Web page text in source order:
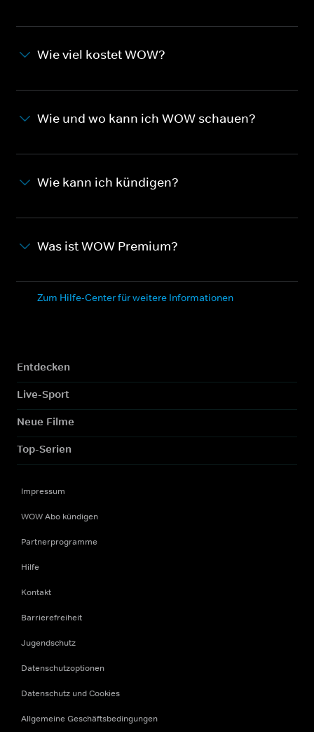
Wie viel kostet WOW?
Wie und wo kann ich WOW schauen?
Wie kann ich kündigen?
Was ist WOW Premium?
Zum Hilfe-Center für weitere Informationen
Entdecken
Live-Sport
Neue Filme
Top-Serien
Impressum
WOW Abo kündigen
Partnerprogramme
Hilfe
Kontakt
Barrierefreiheit
Jugendschutz
Datenschutzoptionen
Datenschutz und Cookies
Allgemeine Geschäftsbedingungen